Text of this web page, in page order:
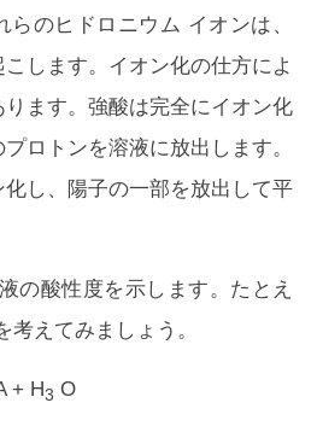
らのヒドロニウム イオンは、
します。イオン化の仕方によ
ます。強酸は完全にイオン化
ロトンを溶液に放出します。
し、陽子の一部を放出して平
の酸性度を示します。たとえ
考えてみましょう。
+ H3 O